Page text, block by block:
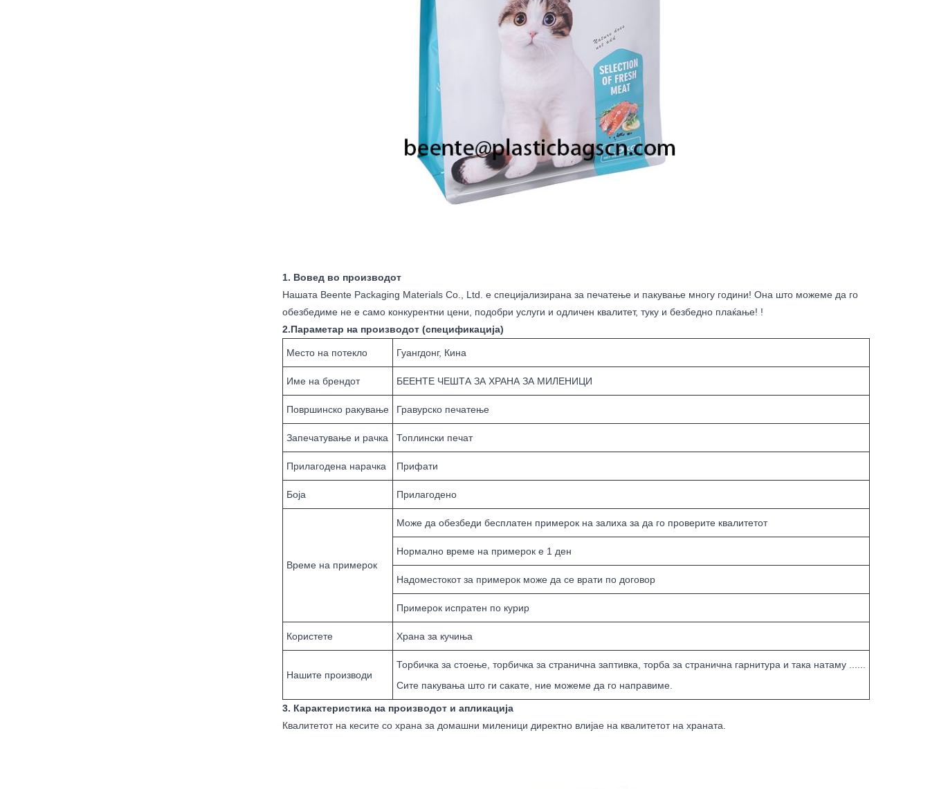
1. Вовед во производот
Нашата Beente Packaging Materials Co., Ltd. е специјализирана за печатење и пакување многу години! Она што можеме да го
обезбедиме не е само конкурентни цени, подобри услуги и одличен квалитет, туку и безбедно плаќање! !
2.Параметар на производот (спецификација)
Место на потекло Гуангдонг, Кина
Име на брендот БЕЕНТЕ ЧЕШТА ЗА ХРАНА ЗА МИЛЕНИЦИ
Површинско ракување Гравурско печатење
Запечатување и рачка Топлински печат
Прилагодена нарачка Прифати
Боја Прилагодено
Време на примерок
Може да обезбеди бесплатен примерок на залиха за да го проверите квалитетот
Нормално време на примерок е 1 ден
Надоместокот за примерок може да се врати по договор
Примерок испратен по курир
Користете Храна за кучиња
Нашите производи
Торбичка за стоење, торбичка за странична заптивка, торба за странична гарнитура и така натаму ......
Сите пакувања што ги сакате, ние можеме да го направиме.
3. Карактеристика на производот и апликација
Квалитетот на кесите со храна за домашни миленици директно влијае на квалитетот на храната.